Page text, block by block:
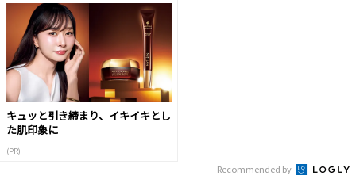
キュッと引き締まり、イキイキとし
た肌印象に
(PR)
Recommended by